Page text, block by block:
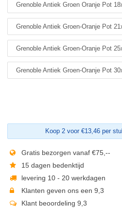
Grenoble Antiek Groen Oranje Pot
Grenoble Antiek Groen-Oranje Pot
Grenoble Antiek Groen-Oranje Pot
Grenoble Antiek Groen-Oranje Pot
Koop 2 voor €13,46 per
Gratis bezorgen vanaf €75,--
15 dagen bedenktijd
levering 10 - 20 werkdagen
Klanten geven ons een 9,3
Klant beoordeling 9,3